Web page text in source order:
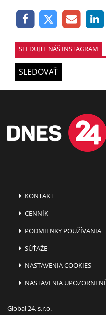
SLEDUJTE NÁŠ INSTAGRAM
SLEDOVAŤ
KONTAKT
CENNÍK
PODMIENKY POUŽÍVANIA
SÚŤAŽE
NASTAVENIA COOKIES
NASTAVENIA UPOZORNENÍ
Global 24, s.r.o.